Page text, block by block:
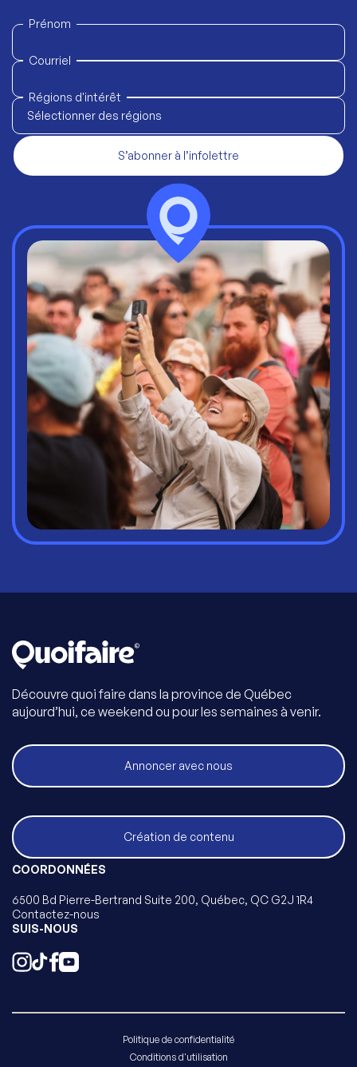
Prénom
Courriel
Régions d'intérêt
Sélectionner des régions
S’abonner à l’infolettre
Découvre quoi faire dans la province de Québec
aujourd’hui, ce weekend ou pour les semaines à venir.
Annoncer avec nous
Création de contenu
COORDONNÉES
6500 Bd Pierre-Bertrand Suite 200, Québec, QC G2J 1R4
Contactez-nous
SUIS-NOUS
Politique de confidentialité
Conditions d'utilisation